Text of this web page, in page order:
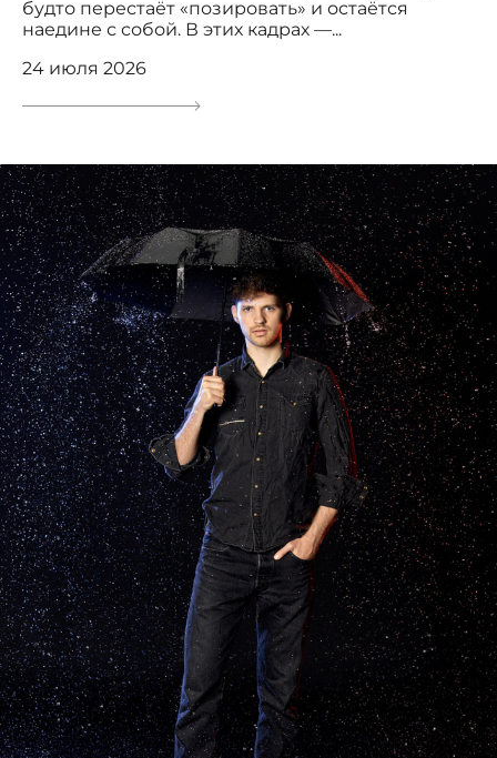
будто перестаёт «позировать» и остаётся
наедине с собой. В этих кадрах —...
24 июля 2026